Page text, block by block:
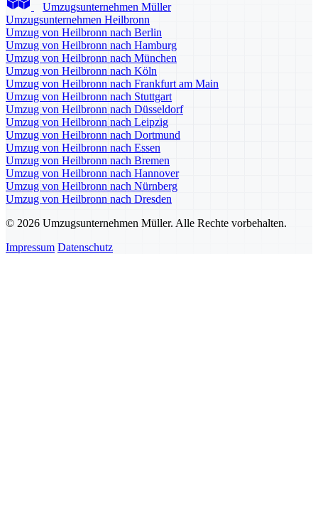
Umzugsunternehmen Müller
Umzugsunternehmen Heilbronn
Umzug von Heilbronn nach Berlin
Umzug von Heilbronn nach Hamburg
Umzug von Heilbronn nach München
Umzug von Heilbronn nach Köln
Umzug von Heilbronn nach Frankfurt am Main
Umzug von Heilbronn nach Stuttgart
Umzug von Heilbronn nach Düsseldorf
Umzug von Heilbronn nach Leipzig
Umzug von Heilbronn nach Dortmund
Umzug von Heilbronn nach Essen
Umzug von Heilbronn nach Bremen
Umzug von Heilbronn nach Hannover
Umzug von Heilbronn nach Nürnberg
Umzug von Heilbronn nach Dresden
© 2026 Umzugsunternehmen Müller. Alle Rechte vorbehalten.
Impressum Datenschutz